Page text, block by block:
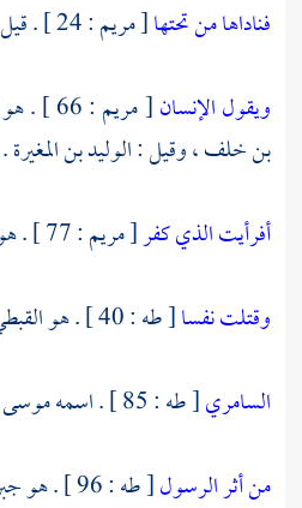
فناداها من تحتها[ مريم : 24 ] . قيل :
ويقول الإنسان[ مريم : 66 ] . هو
بن خلف ،وقيل :الوليد بن المغيرة.
أفرأيت الذي كفر[ مريم : 77 ] . هو
وقتلت نفسا[ طه : 40 ] . هو القبطي واسمه
السامري[ طه : 85 ] . اسمه
من أثر الرسول[ طه : 96 ] . هو